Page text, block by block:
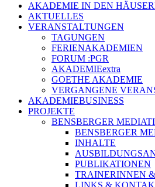
AKADEMIE IN DEN
AKTUELLES
VERANSTALTUNGEN
TAGUNGEN
FERIENAKADEMIEN
FORUM :PGR
AKADEMIEextra
GOETHE AKADEMIE
VERGANGENE
AKADEMIEBUSINESS
PROJEKTE
BENSBERGER
BENSBERGER
INHALTE
PUBLIKATIONEN
TRAINERINNEN
LINKS &